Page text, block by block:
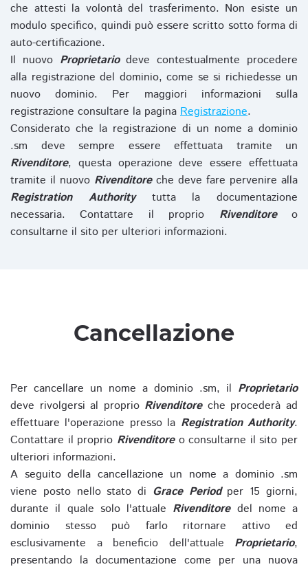
che attesti la volontà del trasferimento. Non esiste un
modulo specifico, quindi può essere scritto sotto forma di
auto-certificazione.
Il nuovo Proprietariodeve contestualmente procedere
alla registrazione del dominio, come se si richiedesse un
nuovo dominio. Per maggiori informazioni sulla
registrazione consultare la pagina Registrazione.
Considerato che la registrazione di un nome a dominio
.sm deve sempre essere effettuata tramite un
Rivenditore, questa operazione deve essere effettuata
tramite il nuovo Rivenditoreche deve fare pervenire alla
Registration Authoritytutta la documentazione
necessaria. Contattare il proprio Rivenditoreo
consultarne il sito per ulteriori informazioni.
Cancellazione
Per cancellare un nome a dominio .sm, il Proprietario
deve rivolgersi al proprio Rivenditoreche procederà ad
effettuare l'operazione presso la Registration Authority.
Contattare il proprio Rivenditoreo consultarne il sito per
ulteriori informazioni.
A seguito della cancellazione un nome a dominio .sm
viene posto nello stato di Grace Periodper 15 giorni,
durante il quale solo l'attuale Rivenditoredel nome a
dominio stesso può farlo ritornare attivo ed
esclusivamente a beneficio dell'attuale Proprietario,
presentando la documentazione come per una nuova